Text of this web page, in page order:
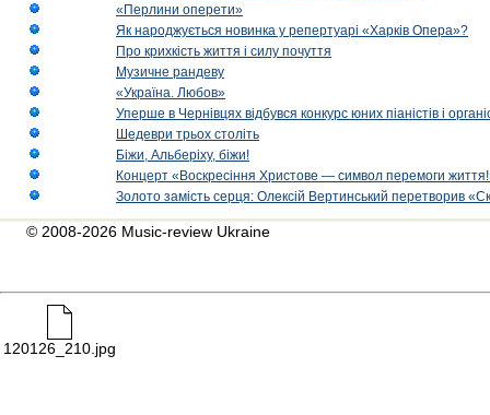
«Перлини оперети»
Як народжується новинка у репертуарі «Харків Опера»?
Про крихкість життя і силу почуття
Музичне рандеву
«Україна. Любов»
Уперше в Чернівцях відбувся конкурс юних піаністів і
Шедеври трьох століть
Біжи, Альберіху, біжи!
Концерт «Воскресіння Христове — символ перемоги
Золото замість серця: Олексій Вертинський перетворив
© 2008-2026 Music-review Ukraine
120126_210.jpg